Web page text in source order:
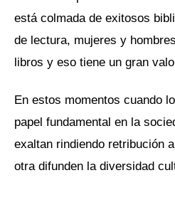
está colmada de exitosos
de lectura, mujeres y
libros y eso tiene un gran
En estos momentos cuando
papel fundamental en la
exaltan rindiendo retribución
otra difunden la diversidad